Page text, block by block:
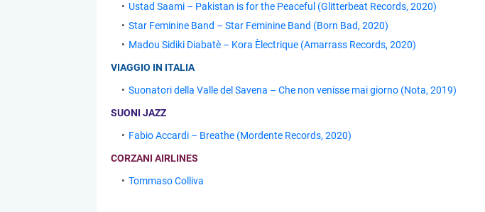
Ustad Saami – Pakistan is for the Peaceful (Glitterbeat Records, 2020)
Star Feminine Band – Star Feminine Band (Born Bad, 2020)
Madou Sidiki Diabatè – Kora Èlectrique (Amarrass Records, 2020)
VIAGGIO IN ITALIA
Suonatori della Valle del Savena – Che non venisse mai giorno (Nota, 2019)
SUONI JAZZ
Fabio Accardi – Breathe (Mordente Records, 2020)
CORZANI AIRLINES
Tommaso Colliva